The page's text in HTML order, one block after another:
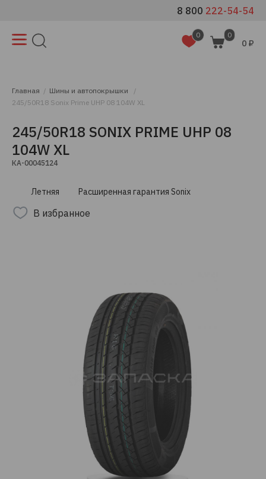
8 800 222-54-54
0 0
0 ₽
Главная
Шины и автопокрышки
245/50R18 Sonix Prime UHP 08 104W XL
245/50R18 SONIX PRIME UHP 08
104W XL
КА-00045124
Летняя Расширенная гарантия Sonix
В избранное